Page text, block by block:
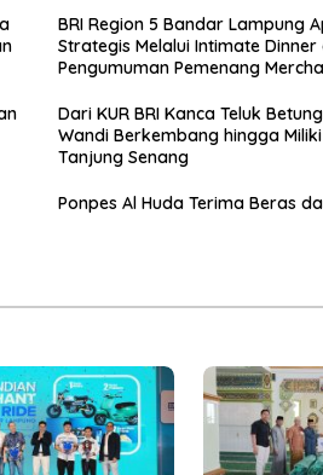
BRI Region 5 Bandar Lampung
Strategis Melalui Intimate Dinner
Pengumuman Pemenang
Dari KUR BRI Kanca Teluk
Wandi Berkembang hingga
Tanjung Senang
Ponpes Al Huda Terima Beras